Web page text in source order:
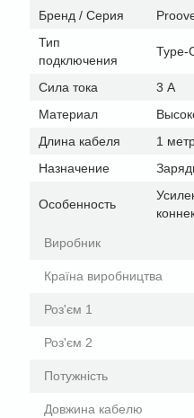
Бренд / Серия
Тип
подключения
Type-
Сила тока
3 А
Материал
Длина кабеля
1
Назначение
Особенность
Виробник
Країна виробництва
Роз'єм 1
Роз'єм 2
Потужність
Довжина кабелю